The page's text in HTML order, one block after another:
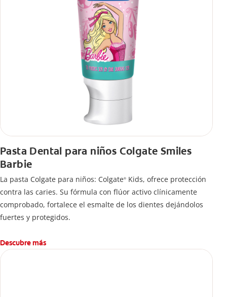
Pasta Dental para niños Colgate Smiles
Barbie
La pasta Colgate para niños: Colgate® Kids, ofrece protección
contra las caries. Su fórmula con flúor activo clínicamente
comprobado, fortalece el esmalte de los dientes dejándolos
fuertes y protegidos.
Descubre más